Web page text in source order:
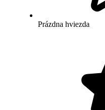
Prázdna hviezda